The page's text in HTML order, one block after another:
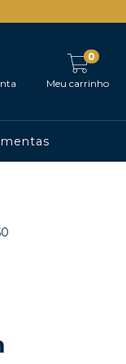
Meu carrinho
0